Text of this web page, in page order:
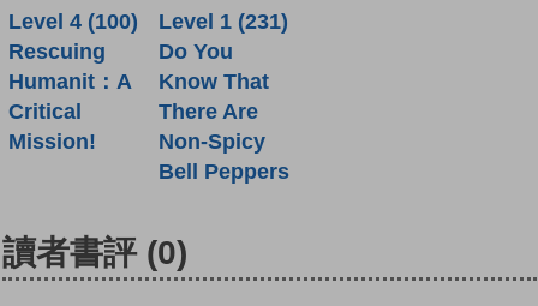
Level 4 (100)
Rescuing
Humanit：A
Critical
Mission!
Level 1 (231)
Do You
Know That
There Are
Non-Spicy
Bell Peppers
讀者書評 (0)